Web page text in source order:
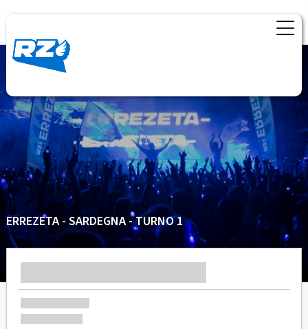
ERREZETA - SARDEGNA - TURNO 1